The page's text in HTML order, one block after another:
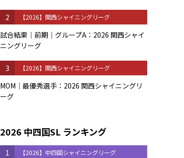
2 【2026】関西シャイニングリーグ
試合結果｜前期｜グループA：2026 関西シャイ
ニングリーグ
3 【2026】関西シャイニングリーグ
MOM｜最優秀選手：2026 関西シャイニングリ
ーグ
2026 中四国SL ランキング
1 【2026】中四国シャイニングリーグ